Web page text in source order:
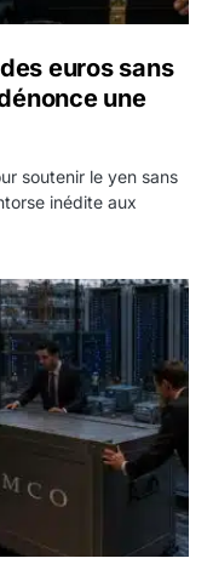
euros sans
une
soutenir le yen sans
inédite aux
11 milliards de